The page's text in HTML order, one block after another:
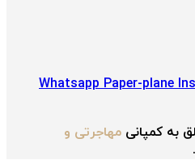
Whatsapp Paper-plane
به کمپانی مهاجرتی و